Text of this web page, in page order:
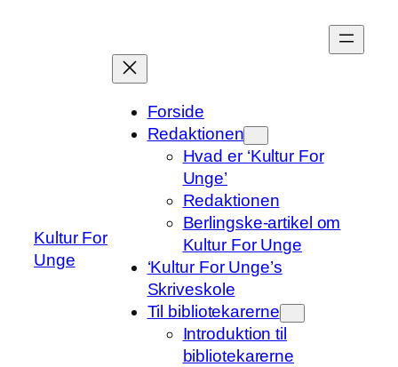
Kultur For
Unge
Forside
Redaktionen
Hvad er ‘Kultur For
Unge’
Redaktionen
Berlingske-artikel om
Kultur For Unge
‘Kultur For Unge’s
Skriveskole
Til bibliotekarerne
Introduktion til
bibliotekarerne